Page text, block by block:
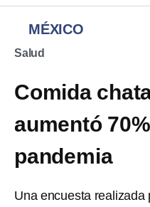
MÉXICO
Salud
Comida
aumentó
pandemia
Una encuesta realizada